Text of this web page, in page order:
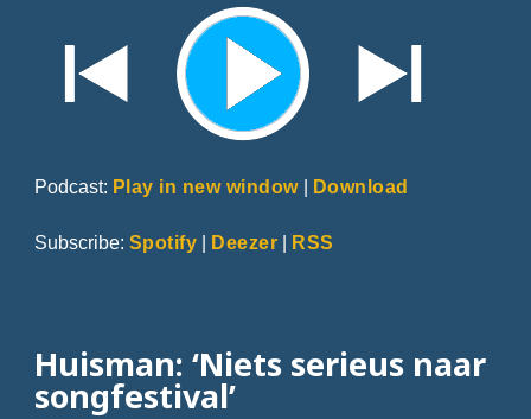
Podcast: Play in new window| Download
Subscribe: Spotify | Deezer | RSS
Huisman: ‘Niets serieus naar
songfestival’